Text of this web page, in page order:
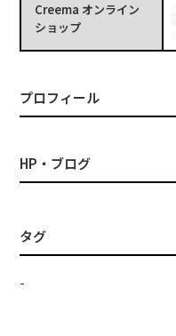
Creema オンライン
ショップ
プロフィール
HP・ブログ
タグ
-